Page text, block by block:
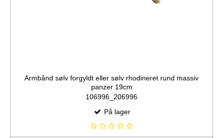
Armbånd sølv forgyldt eller sølv rhodineret rund massiv
panzer 19cm
106996_206996
På lager